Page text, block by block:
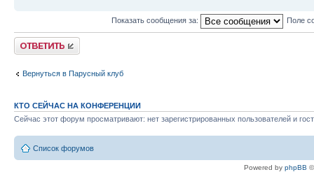
Показать сообщения за: Поле
Ответить
Вернуться в Парусный клуб
КТО СЕЙЧАС НА КОНФЕРЕНЦИИ
Сейчас этот форум просматривают: нет зарегистрированных пользователей и
Список форумов
Powered by phpBB